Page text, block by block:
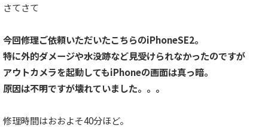
さてさて
今回修理ご依頼いただいたこちらのiPhoneSE2。
特に外的ダメージや水没跡など見受けられなかったのですが
アウトカメラを起動してもiPhoneの画面は真っ暗。
原因は不明ですが壊れていました。。。
修理時間はおおよそ40分ほど。